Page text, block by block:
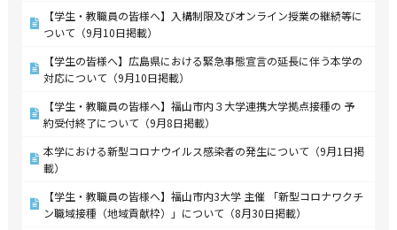
【学生・教職員の皆様へ】入構制限及びオンライン授業の継続等に
ついて（9月10日掲載）
【学生の皆様へ】広島県における緊急事態宣言の延長に伴う本学の
対応について（9月10日掲載）
【学生・教職員の皆様へ】福山市内３大学連携大学拠点接種の 予
約受付終了について（9月8日掲載）
本学における新型コロナウイルス感染者の発生について（9月1日掲
載）
【学生・教職員の皆様へ】福山市内3大学 主催 「新型コロナワクチ
ン職域接種（地域貢献枠）」について（8月30日掲載）